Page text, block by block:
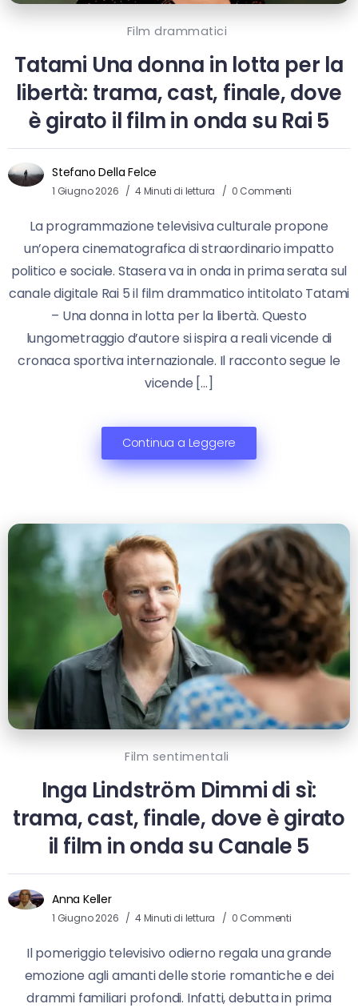
Film drammatici
Tatami Una donna in lotta per la
libertà: trama, cast, finale, dove
è girato il film in onda su Rai 5
Stefano Della Felce
1 Giugno 2026 4 Minuti di lettura 0 Commenti
La programmazione televisiva culturale propone
un’opera cinematografica di straordinario impatto
politico e sociale. Stasera va in onda in prima serata sul
canale digitale Rai 5 il film drammatico intitolato Tatami
– Una donna in lotta per la libertà. Questo
lungometraggio d’autore si ispira a reali vicende di
cronaca sportiva internazionale. Il racconto segue le
vicende […]
Continua a Leggere
Film sentimentali
Inga Lindström Dimmi di sì:
trama, cast, finale, dove è girato
il film in onda su Canale 5
Anna Keller
1 Giugno 2026 4 Minuti di lettura 0 Commenti
Il pomeriggio televisivo odierno regala una grande
emozione agli amanti delle storie romantiche e dei
drammi familiari profondi. Infatti, debutta in prima